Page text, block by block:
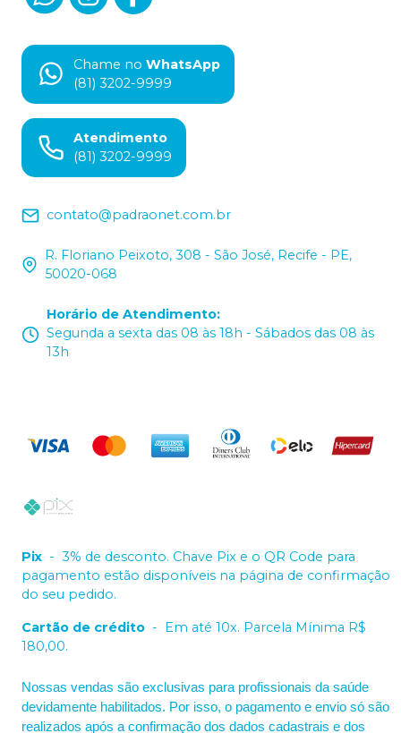
Chame no WhatsApp
(81) 3202-9999
Atendimento
(81) 3202-9999
contato@padraonet.com.br
R. Floriano Peixoto, 308 - São José, Recife - PE,
50020-068
Horário de Atendimento:
Segunda a sexta das 08 às 18h - Sábados das 08 às
13h
Pix - 3% de desconto. Chave Pix e o QR Code para
pagamento estão disponíveis na página de confirmação
do seu pedido.
Cartão de crédito -
Em até 10x. Parcela Mínima R$
180,00.
Nossas vendas são exclusivas para profissionais da saúde
devidamente habilitados. Por isso, o pagamento e envio só são
realizados após a confirmação dos dados cadastrais e dos